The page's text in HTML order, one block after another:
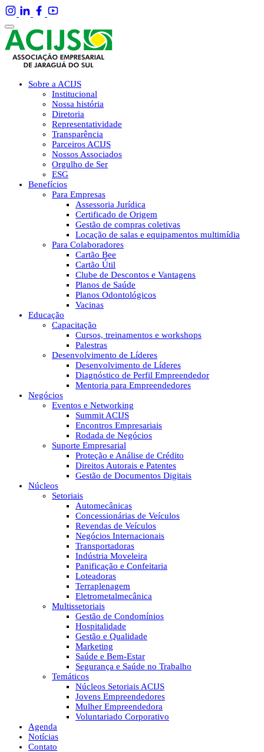
Sobre a ACIJS
Institucional
Nossa história
Diretoria
Representatividade
Transparência
Parceiros ACIJS
Nossos Associados
Orgulho de Ser
ESG
Benefícios
Para Empresas
Assessoria Jurídica
Certificado de Origem
Gestão de compras coletivas
Locação de salas e equipamentos multimídia
Para Colaboradores
Cartão Bee
Cartão Útil
Clube de Descontos e Vantagens
Planos de Saúde
Planos Odontológicos
Vacinas
Educação
Capacitação
Cursos, treinamentos e workshops
Palestras
Desenvolvimento de Líderes
Desenvolvimento de Líderes
Diagnóstico de Perfil Empreendedor
Mentoria para Empreendedores
Negócios
Eventos e Networking
Summit ACIJS
Encontros Empresariais
Rodada de Negócios
Suporte Empresarial
Proteção e Análise de Crédito
Direitos Autorais e Patentes
Gestão de Documentos Digitais
Núcleos
Setoriais
Automecânicas
Concessionárias de Veículos
Revendas de Veículos
Negócios Internacionais
Transportadoras
Indústria Moveleira
Panificação e Confeitaria
Loteadoras
Terraplenagem
Eletrometalmecânica
Multissetoriais
Gestão de Condomínios
Hospitalidade
Gestão e Qualidade
Marketing
Saúde e Bem-Estar
Segurança e Saúde no Trabalho
Temáticos
Núcleos Setoriais ACIJS
Jovens Empreendedores
Mulher Empreendedora
Voluntariado Corporativo
Agenda
Notícias
Contato